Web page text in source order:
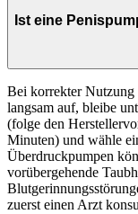
Ist eine
Bei korrekter Nutzung
langsam auf, bleibe
(folge den
Minuten) und wähle
Überdruckpumpen
vorübergehende
zuerst einen Arzt